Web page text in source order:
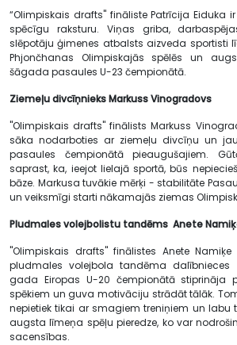
“Olimpiskais drafts" fināliste Patrīcija Eiduka
spēcīgu raksturu. Viņas griba,
slēpotāju ģimenes atbalsts aizveda sportisti
Phjončhanas Olimpiskajās spēlēs un
šāgada pasaules U-23 čempionātā.
Ziemeļu divcīņnieksMarkuss Vinogradovs
"Olimpiskais drafts" finālists Markuss
sāka nodarboties ar ziemeļu divcīņu un
pasaules čempionātā pieaugušajiem.
saprast, ka, ieejot lielajā sportā, būs
bāze. Markusa tuvākie mērķi - stabilitāte
un veiksmīgi starti nākamajās ziemas
Pludmales volejbolistu tandēms Anete
"Olimpiskais drafts" finālistes Anete
pludmales volejbola tandēma
gada Eiropas U-20 čempionātā stiprināja
spēkiem un guva motivāciju strādāt tālāk.
nepietiek tikai ar smagiem treniņiem un labu
augsta līmeņa spēļu pieredze, ko var
sacensības.